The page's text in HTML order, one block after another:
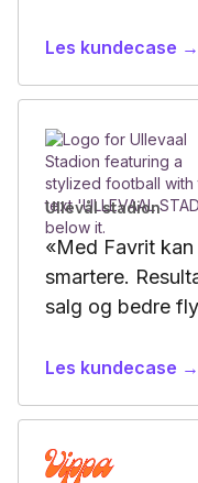
Les kundecase →
Ullevål stadion
«Med Favrit
smartere.
salg og bedre
Les kundecase →